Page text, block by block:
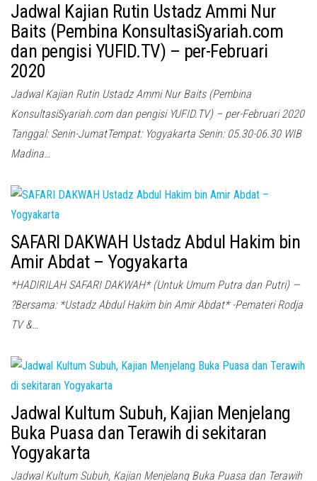
Jadwal Kajian Rutin Ustadz Ammi Nur
Baits (Pembina KonsultasiSyariah.com
dan pengisi YUFID.TV) – per-Februari
2020
Jadwal Kajian Rutin Ustadz Ammi Nur Baits (Pembina
KonsultasiSyariah.com dan pengisi YUFID.TV) – per-Februari 2020
Tanggal: Senin-JumatTempat: Yogyakarta Senin: 05.30-06.30 WIB
Madina…
SAFARI DAKWAH Ustadz Abdul Hakim bin
Amir Abdat – Yogyakarta
*HADIRILAH SAFARI DAKWAH* (Untuk Umum Putra dan Putri) —
?Bersama: *Ustadz Abdul Hakim bin Amir Abdat* -Pemateri Rodja
TV &…
Jadwal Kultum Subuh, Kajian Menjelang
Buka Puasa dan Terawih di sekitaran
Yogyakarta
Jadwal Kultum Subuh, Kajian Menjelang Buka Puasa dan Terawih